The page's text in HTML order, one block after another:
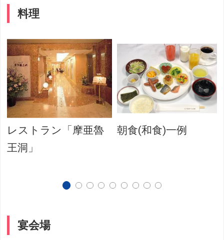
料理
レストラン「摩亜魯
王洞」
朝食(和食)一例
宴会場